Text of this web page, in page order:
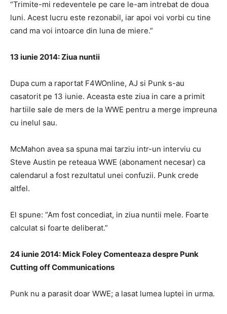
“Trimite-mi redeventele pe care le-am intrebat de doua
luni. Acest lucru este rezonabil, iar apoi voi vorbi cu tine
cand ma voi intoarce din luna de miere.”
13 iunie 2014: Ziua nuntii
Dupa cum a raportat F4WOnline, AJ si Punk s-au
casatorit pe 13 iunie. Aceasta este ziua in care a primit
hartiile sale de mers de la WWE pentru a merge impreuna
cu inelul sau.
McMahon avea sa spuna mai tarziu intr-un interviu cu
Steve Austin pe reteaua WWE (abonament necesar) ca
calendarul a fost rezultatul unei confuzii. Punk crede
altfel.
El spune: “Am fost concediat, in ziua nuntii mele. Foarte
calculat si foarte deliberat.”
24 iunie 2014: Mick Foley Comenteaza despre Punk
Cutting off Communications
Punk nu a parasit doar WWE; a lasat lumea luptei in urma.